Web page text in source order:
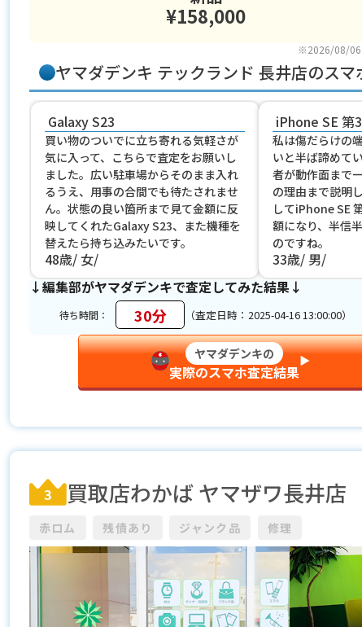
¥158,000
※2026/08/06
ヤマダデンキ テックランド 長井店のス
Galaxy S23
買い物のついでに立ち寄れる気軽さが
気に入って、こちらで査定をお願いし
ました。広い駐車場からそのまま入れ
るうえ、用事の合間でも待たされませ
ん。状態の良い箇所まで見て金額に反
映してくれたGalaxy S23、また機種を
替えたら持ち込みたいです。
48歳 女
iPhone SE 第
私は傷だらけの
いと半ば諦めて
者が動作面まで
の理由まで説明
してiPhone SE
額になり、半信
のですね。
33歳 男
↓編集部がヤマダデンキで査定してみた結果↓
待ち時間： 30分 （査定日時：2025-04-16 13:00:00）
ヤマダデンキの
実際のスマホ査定結果
▶︎
3 買取店わかば ヤマザワ長井店
赤ロム 残債あり ジャンク品 修理